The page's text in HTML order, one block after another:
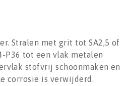
Stralen met grit tot SA2,5 of
P36 tot een vlak metalen
stofvrij schoonmaken en
corrosie is verwijderd.